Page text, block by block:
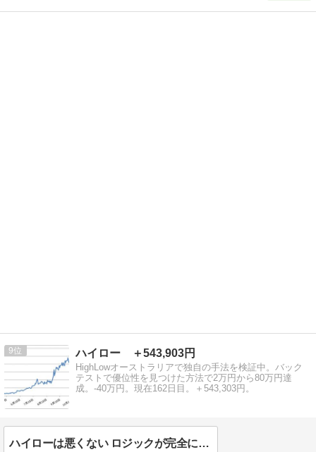
9 ハイロー ＋543,903円
HighLowオーストラリアで独自の手法を検証中。バック
テストで優位性を見つけた方法で2万円から80万円達
成。-40万円。現在162日目。＋543,303円。
ハイローは悪くない ロジックが完全に迷子状態だから 11月も12月も負け越し -10万円